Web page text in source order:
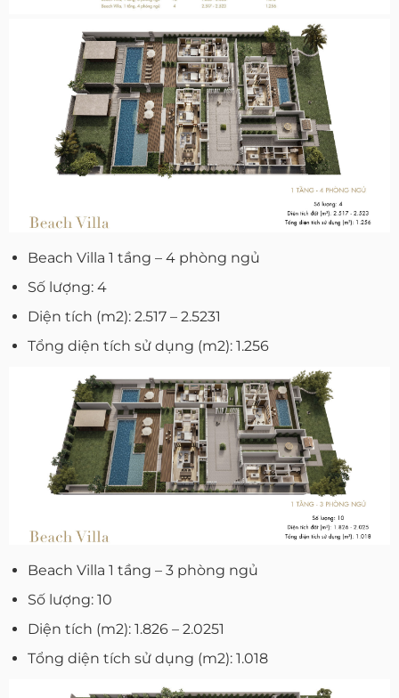
Beach Villa 1 tầng – 4 phòng ngủ
Số lượng: 4
Diện tích (m2): 2.517 – 2.5231
Tổng diện tích sử dụng (m2): 1.256
Beach Villa 1 tầng – 3 phòng ngủ
Số lượng: 10
Diện tích (m2): 1.826 – 2.0251
Tổng diện tích sử dụng (m2): 1.018